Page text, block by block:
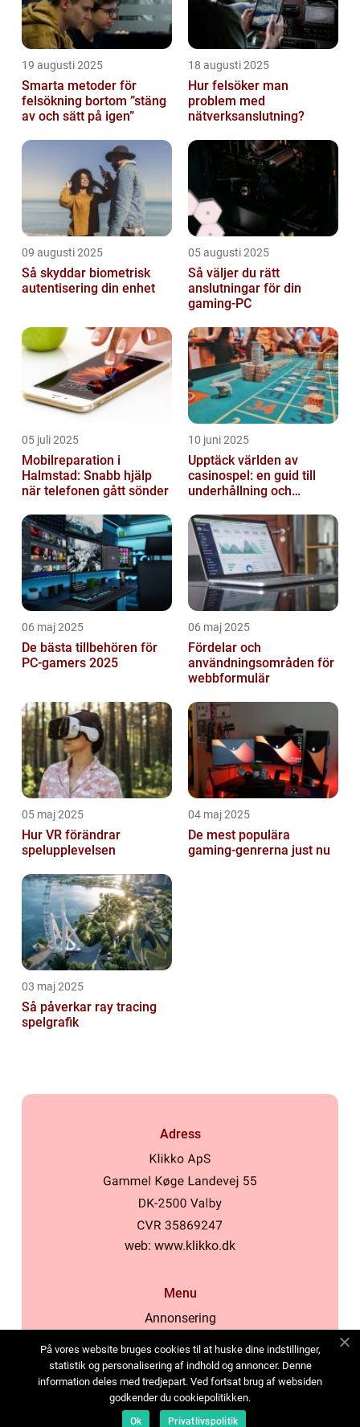
19 augusti 2025
Smarta metoder för
felsökning bortom ”stäng
av och sätt på igen”
18 augusti 2025
Hur felsöker man
problem med
nätverksanslutning?
09 augusti 2025
Så skyddar biometrisk
autentisering din enhet
05 augusti 2025
Så väljer du rätt
anslutningar för din
gaming-PC
05 juli 2025
Mobilreparation i
Halmstad: Snabb hjälp
när telefonen gått sönder
10 juni 2025
Upptäck världen av
casinospel: en guid till
underhållning och
06 maj 2025
De bästa tillbehören för
PC-gamers 2025
06 maj 2025
Fördelar och
användningsområden för
webbformulär
05 maj 2025
Hur VR förändrar
spelupplevelsen
04 maj 2025
De mest populära
gaming-genrerna just nu
03 maj 2025
Så påverkar ray tracing
spelgrafik
Adress
web: www.klikko.dk
Menu
Annonsering
Cookies
Kontakta oss
Sitemap
På vores website bruges cookies til at huske dine indstillinger,
statistik og personalisering af indhold og annoncer. Denne
information deles med tredjepart. Ved fortsat brug af websiden
godkender du cookiepolitikken.
Ok Privatlivspolitik